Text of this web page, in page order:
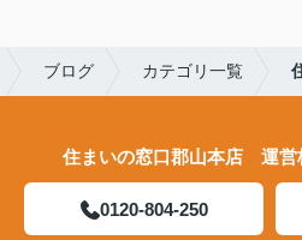
ブログ カテゴリ一覧
住まいの窓口郡山本店 運営
0120-804-250